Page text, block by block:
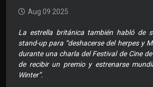
Aug 09 2025
La estrella británica también habló de
stand-up para “deshacerse del herpes y
durante una charla del Festival de Cine
de recibir un premio y estrenarse
Winter”.